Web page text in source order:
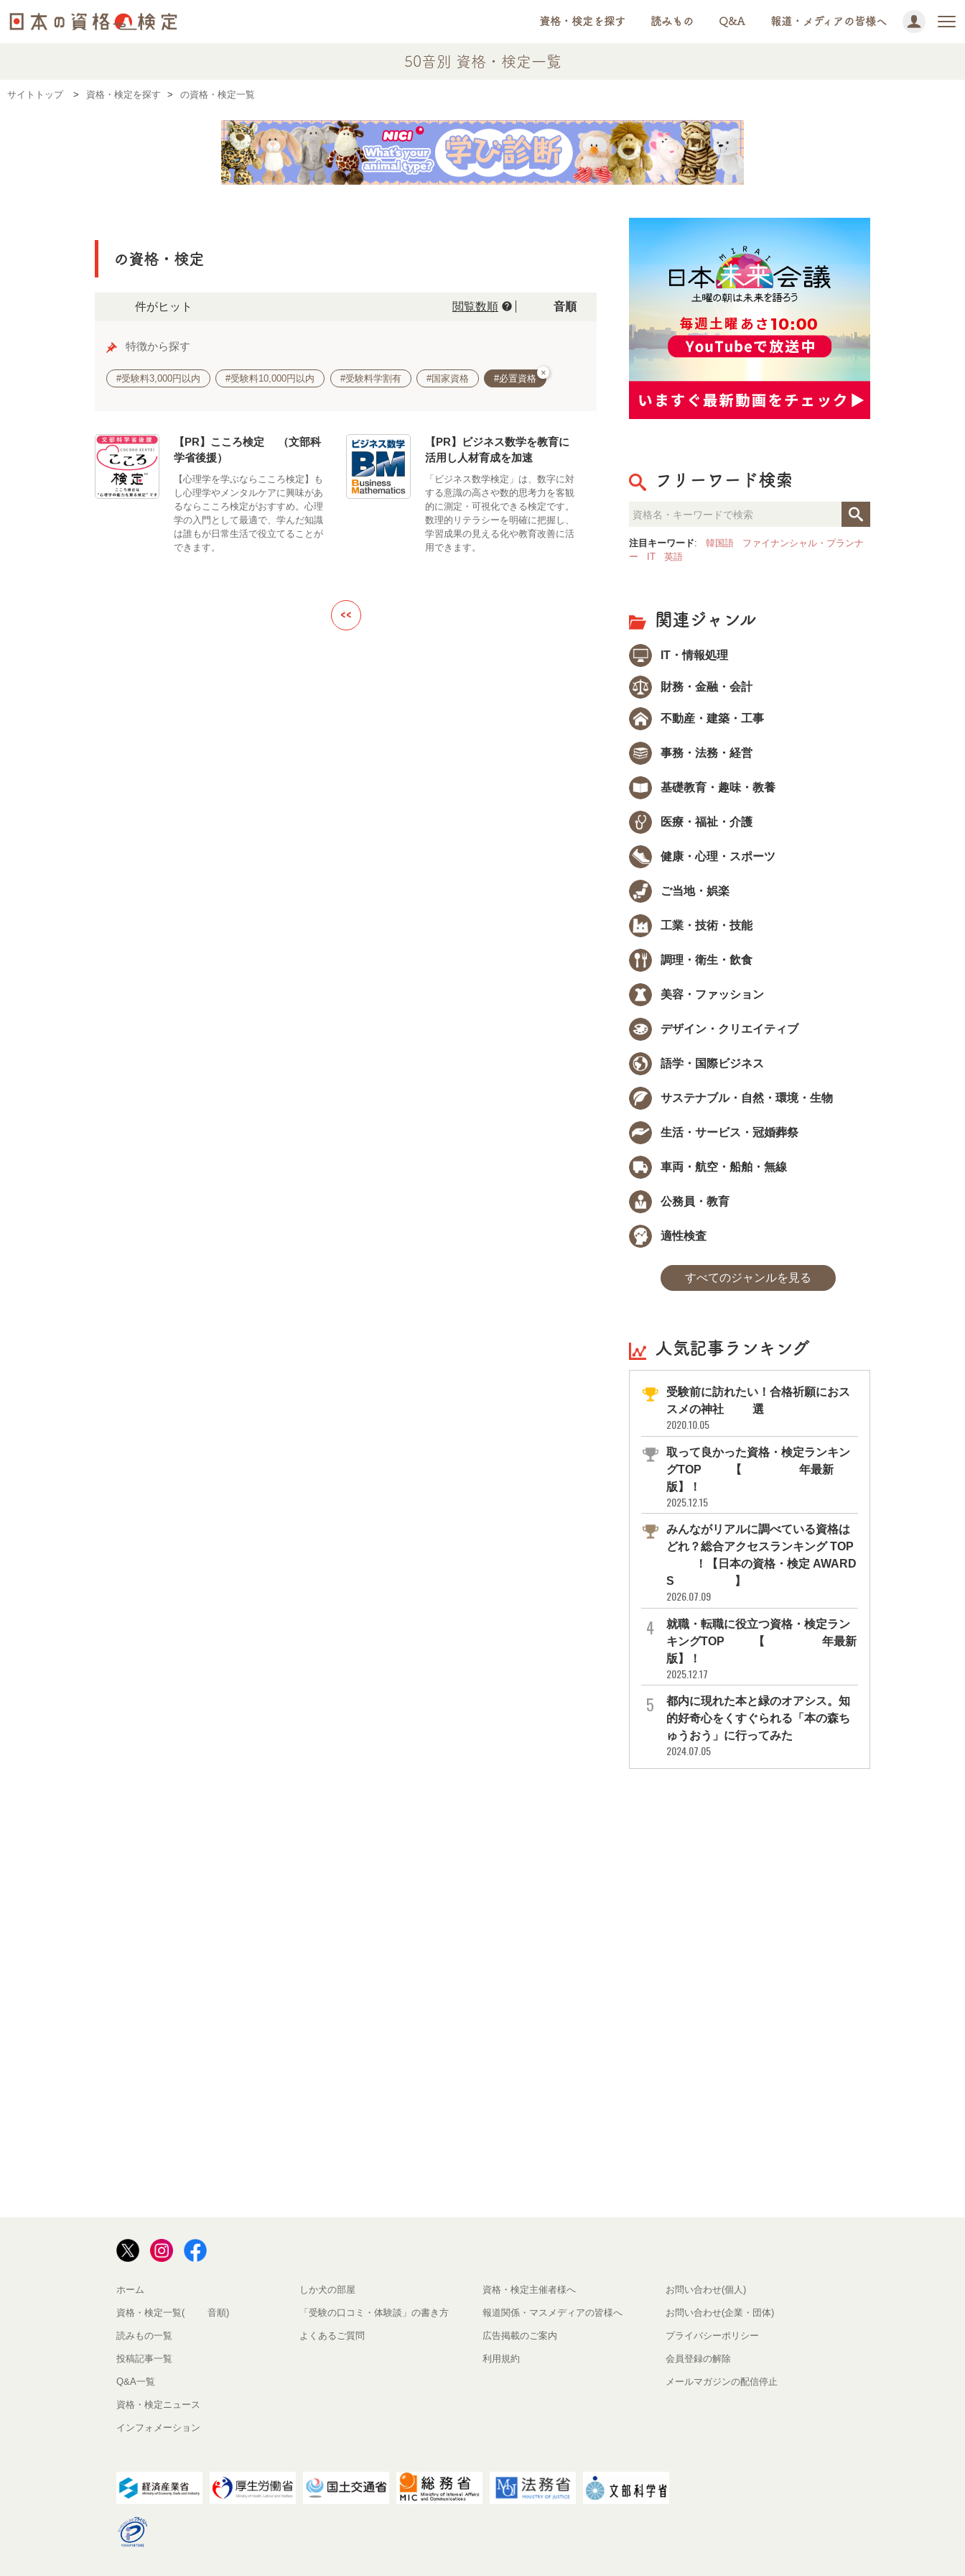
資格・検定を探す 読みもの Q&A 報道・メディアの皆様へ
50音別 資格・検定一覧
サイトトップ 資格・検定を探す の資格・検定一覧
の資格・検定
63件がヒット 閲覧数順 help 50音順
特徴から探す
#受験料3,000円以内 #受験料10,000円以内 #受験料学割有 #国家資格 #必置資格
×
【PR】こころ検定®（文部科
学省後援）
【心理学を学ぶならこころ検定】も
し心理学やメンタルケアに興味があ
るならこころ検定がおすすめ。心理
学の入門として最適で、学んだ知識
は誰もが日常生活で役立てることが
できます。
【PR】ビジネス数学を教育に
活用し人材育成を加速
「ビジネス数学検定」は、数字に対
する意識の高さや数的思考力を客観
的に測定・可視化できる検定です。
数理的リテラシーを明確に把握し、
学習成果の見える化や教育改善に活
用できます。
<<
フリーワード検索
注目キーワード: 韓国語
ファイナンシャル・プランナ
ー
IT 英語
関連ジャンル
IT・情報処理
財務・金融・会計
不動産・建築・工事
事務・法務・経営
基礎教育・趣味・教養
医療・福祉・介護
健康・心理・スポーツ
ご当地・娯楽
工業・技術・技能
調理・衛生・飲食
美容・ファッション
デザイン・クリエイティブ
語学・国際ビジネス
サステナブル・自然・環境・生物
生活・サービス・冠婚葬祭
車両・航空・船舶・無線
公務員・教育
適性検査
すべてのジャンルを見る
人気記事ランキング
受験前に訪れたい！合格祈願におス
スメの神社11選
2020.10.05
取って良かった資格・検定ランキン
グTOP10【2026年最新
版】！
2025.12.15
みんながリアルに調べている資格は
どれ？総合アクセスランキング TOP
10！【日本の資格・検定 AWARD
S 2026】
2026.07.09
就職・転職に役立つ資格・検定ラン
キングTOP30【2026年最新
版】！
2025.12.17
都内に現れた本と緑のオアシス。知
的好奇心をくすぐられる「本の森ち
ゅうおう」に行ってみた
2024.07.05
ホーム
資格・検定一覧(50音順)
読みもの一覧
投稿記事一覧
Q&A一覧
資格・検定ニュース
インフォメーション
しか犬の部屋
「受験の口コミ・体験談」の書き方
よくあるご質問
資格・検定主催者様へ
報道関係・マスメディアの皆様へ
広告掲載のご案内
利用規約
お問い合わせ(個人)
お問い合わせ(企業・団体)
プライバシーポリシー
会員登録の解除
メールマガジンの配信停止